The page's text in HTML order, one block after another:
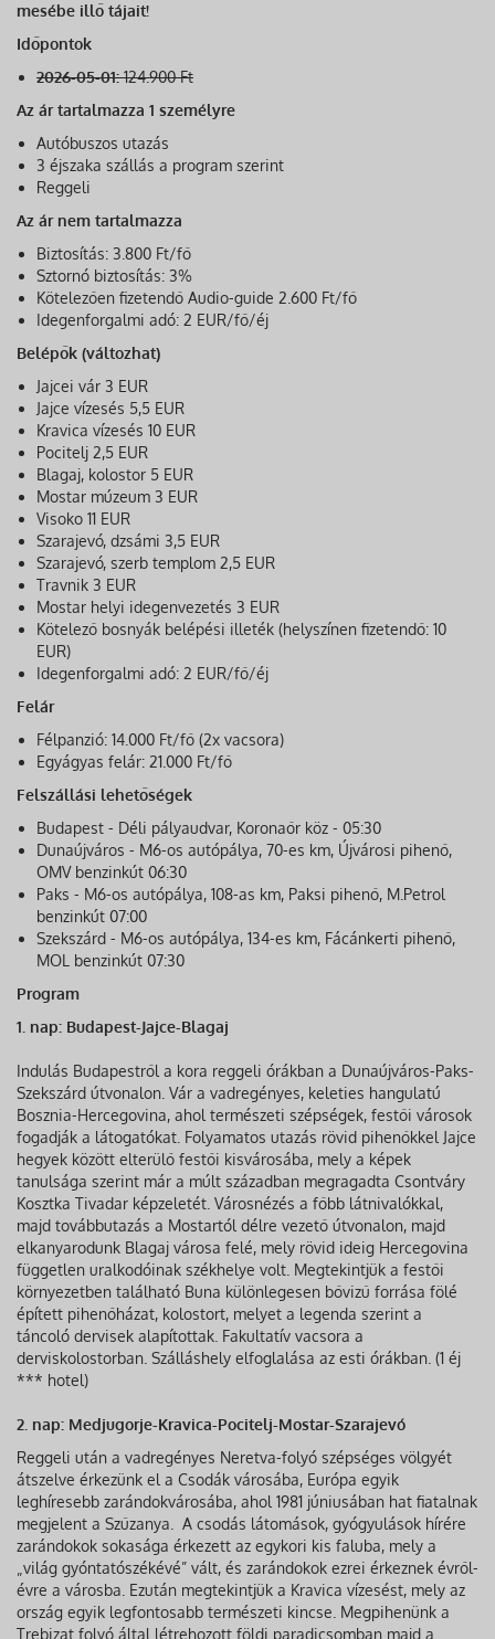
mesébe illő tájait!
Időpontok
2026-05-01:124.900 Ft
Az ár tartalmazza 1 személyre
Autóbuszos utazás
3 éjszaka szállás a program szerint
Reggeli
Az ár nem tartalmazza
Biztosítás: 3.800 Ft/fő
Sztornó biztosítás: 3%
Kötelezően fizetendő Audio-guide 2.600 Ft/fő
Idegenforgalmi adó: 2 EUR/fő/éj
Belépők (változhat)
Jajcei vár 3 EUR
Jajce vízesés 5,5 EUR
Kravica vízesés 10 EUR
Pocitelj 2,5 EUR
Blagaj, kolostor 5 EUR
Mostar múzeum 3 EUR
Visoko 11 EUR
Szarajevó, dzsámi 3,5 EUR
Szarajevó, szerb templom 2,5 EUR
Travnik 3 EUR
Mostar helyi idegenvezetés 3 EUR
Kötelező bosnyák belépési illeték (helyszínen fizetendő: 10
EUR)
Idegenforgalmi adó: 2 EUR/fő/éj
Felár
Félpanzió: 14.000 Ft/fő (2x vacsora)
Egyágyas felár: 21.000 Ft/fő
Felszállási lehetőségek
Budapest - Déli pályaudvar, Koronaőr köz - 05:30
Dunaújváros - M6-os autópálya, 70-es km, Újvárosi pihenő,
OMV benzinkút 06:30
Paks - M6-os autópálya, 108-as km, Paksi pihenő, M.Petrol
benzinkút 07:00
Szekszárd - M6-os autópálya, 134-es km, Fácánkerti pihenő,
MOL benzinkút 07:30
Program
1. nap: Budapest-Jajce-Blagaj
Indulás Budapestről a kora reggeli órákban a Dunaújváros-Paks-
Szekszárd útvonalon. Vár a vadregényes, keleties hangulatú
Bosznia-Hercegovina, ahol természeti szépségek, festői városok
fogadják a látogatókat. Folyamatos utazás rövid pihenőkkel Jajce
hegyek között elterülő festői kisvárosába, mely a képek
tanulsága szerint már a múlt században megragadta Csontváry
Kosztka Tivadar képzeletét. Városnézés a főbb látnivalókkal,
majd továbbutazás a Mostartól délre vezető útvonalon, majd
elkanyarodunk Blagaj városa felé, mely rövid ideig Hercegovina
független uralkodóinak székhelye volt. Megtekintjük a festői
környezetben található Buna különlegesen bővizű forrása fölé
épített pihenőházat, kolostort, melyet a legenda szerint a
táncoló dervisek alapítottak. Fakultatív vacsora a
derviskolostorban. Szálláshely elfoglalása az esti órákban. (1 éj
*** hotel)
2. nap: Medjugorje-Kravica-Pocitelj-Mostar-Szarajevó
Reggeli után a vadregényes Neretva-folyó szépséges völgyét
átszelve érkezünk el a Csodák városába, Európa egyik
leghíresebb zarándokvárosába, ahol 1981 júniusában hat fiatalnak
megjelent a Szűzanya. A csodás látomások, gyógyulások hírére
zarándokok sokasága érkezett az egykori kis faluba, mely a
„világ gyóntatószékévé” vált, és zarándokok ezrei érkeznek évről-
évre a városba. Ezután megtekintjük a Kravica vízesést, mely az
ország egyik legfontosabb természeti kincse. Megpihenünk a
Trebizat folyó által létrehozott földi paradicsomban majd a